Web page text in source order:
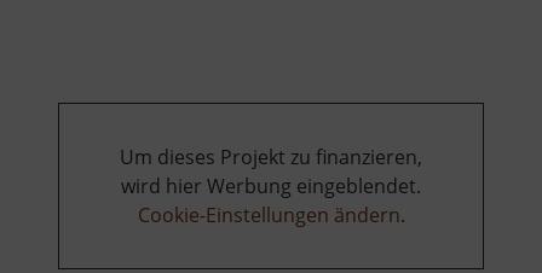
Um dieses Projekt zu finanzieren,
wird hier Werbung eingeblendet.
Cookie-Einstellungen ändern.